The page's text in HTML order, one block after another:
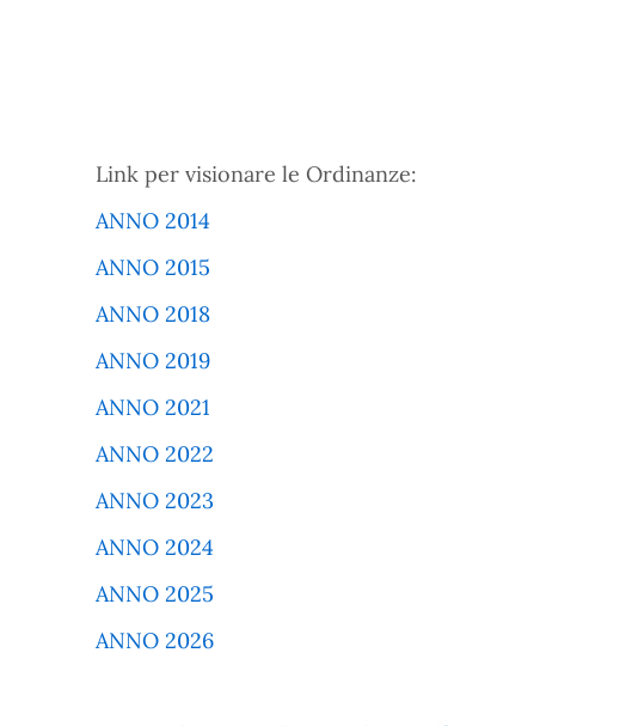
Link per visionare le Ordinanze:
ANNO 2014
ANNO 2015
ANNO 2018
ANNO 2019
ANNO 2021
ANNO 2022
ANNO 2023
ANNO 2024
ANNO 2025
ANNO 2026